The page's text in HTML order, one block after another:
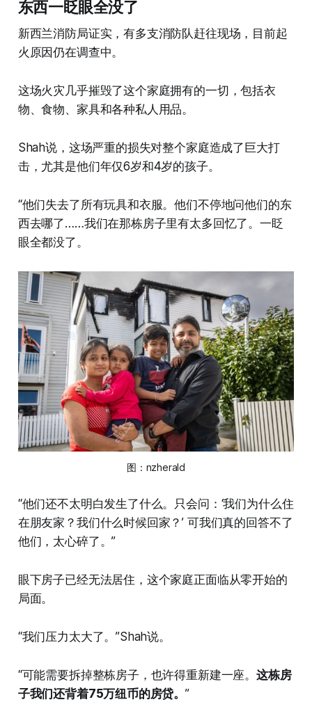
东西一眨眼全没了
新西兰消防局证实，有多支消防队赶往现场，目前起
火原因仍在调查中。
这场火灾几乎摧毁了这个家庭拥有的一切，包括衣
物、食物、家具和各种私人用品。
Shah说，这场严重的损失对整个家庭造成了巨大打
击，尤其是他们年仅6岁和4岁的孩子。
“他们失去了所有玩具和衣服。他们不停地问他们的东
西去哪了……我们在那栋房子里有太多回忆了。一眨
眼全都没了。
图： nzherald
“他们还不太明白发生了什么。只会问：‘我们为什么住
在朋友家？我们什么时候回家？’ 可我们真的回答不了
他们，太心碎了。”
眼下房子已经无法居住，这个家庭正面临从零开始的
局面。
“我们压力太大了。”Shah说。
“可能需要拆掉整栋房子，也许得重新建一座。这栋房
子我们还背着75万纽币的房贷。”